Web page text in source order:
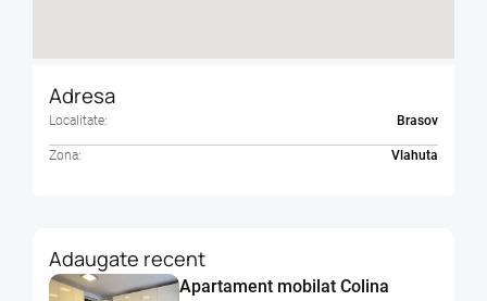
Adresa
Localitate: Brasov
Zona: Vlahuta
Adaugate recent
Apartament mobilat Colina